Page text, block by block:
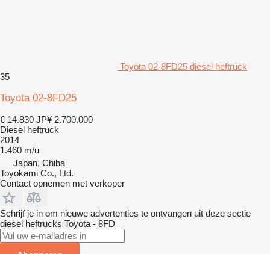
Toyota 02-8FD25 diesel heftruck
35
Toyota 02-8FD25
€ 14.830 JP¥ 2.700.000
Diesel heftruck
2014
1.460 m/u
Japan, Chiba
Toyokami Co., Ltd.
Contact opnemen met verkoper
Schrijf je in om nieuwe advertenties te ontvangen uit deze sectie
diesel heftrucks Toyota - 8FD